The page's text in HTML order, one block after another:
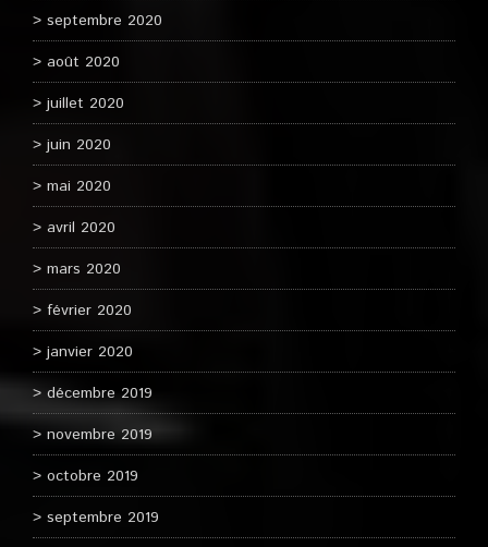
septembre 2020
août 2020
juillet 2020
juin 2020
mai 2020
avril 2020
mars 2020
février 2020
janvier 2020
décembre 2019
novembre 2019
octobre 2019
septembre 2019